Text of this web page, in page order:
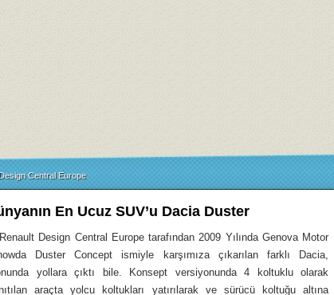
Central Europe
En Ucuz SUV’u Dacia Duster
Design Central Europe tarafından 2009 Yılında Genova Motor
Duster Concept ismiyle karşımıza çıkarılan farklı Dacia,
yollara çıktı bile. Konsept versiyonunda 4 koltuklu olarak
araçta yolcu koltukları yatırılarak ve sürücü koltuğu altına